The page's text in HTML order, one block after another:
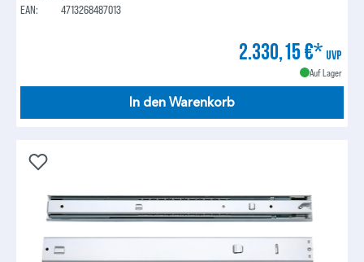
EAN:
4713268487013
2.330,15 €* UVP
Auf Lager
In den Warenkorb